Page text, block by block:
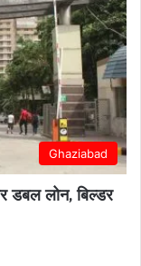
Ghaziabad
डबल लोन, बिल्डर